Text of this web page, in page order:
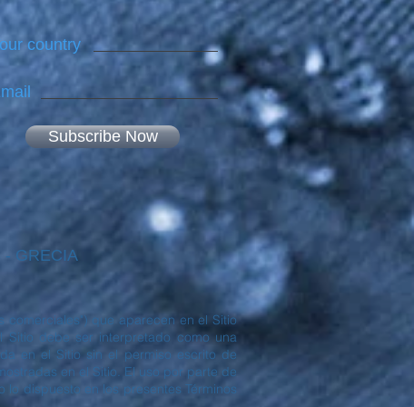
country
Subscribe Now
- GRECIA
comerciales") que aparecen en el Sitio
Sitio debe ser interpretado como una
en el Sitio sin el permiso escrito de
en el Sitio. El uso por parte de
dispuesto en los presentes Términos